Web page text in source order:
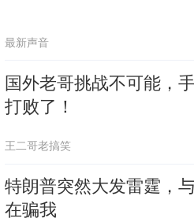
最新声音
国外老哥挑战不可能，
打败了！
王二哥老搞笑
特朗普突然大发雷霆，
在骗我